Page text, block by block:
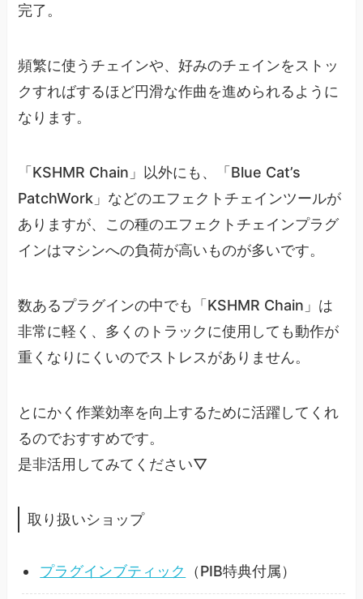
完了。
頻繁に使うチェインや、好みのチェインをストッ
クすればするほど円滑な作曲を進められるように
なります。
「KSHMR Chain」以外にも、「Blue Cat’s
PatchWork」などのエフェクトチェインツールが
ありますが、この種のエフェクトチェインプラグ
インはマシンへの負荷が高いものが多いです。
数あるプラグインの中でも「KSHMR Chain」は
非常に軽く、多くのトラックに使用しても動作が
重くなりにくいのでストレスがありません。
とにかく作業効率を向上するために活躍してくれ
るのでおすすめです。
是非活用してみてください▽
取り扱いショップ
プラグインブティック （PIB特典付属）